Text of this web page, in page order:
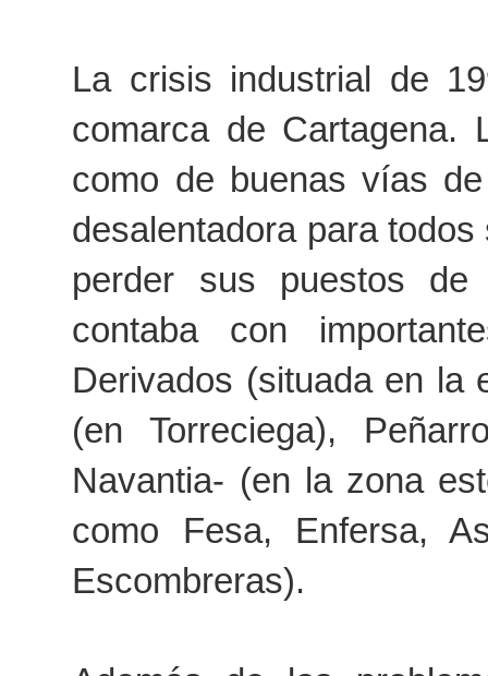
La crisis industrial de
comarca de Cartagena.
como de buenas vías
desalentadora para
perder sus puestos
contaba con
Derivados (situada en la
(en Torreciega),
Navantia- (en la zona
como Fesa, Enfersa,
Escombreras).